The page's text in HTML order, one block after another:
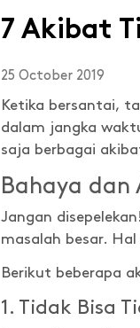
7 Akibat
25 October 2019
Ketika bersantai,
dalam jangka
saja berbagai
Bahaya dan
Jangan
masalah besar.
Berikut beberapa
1. Tidak Bisa